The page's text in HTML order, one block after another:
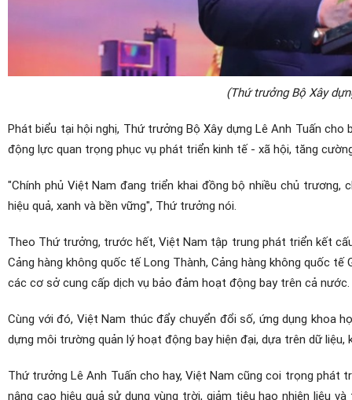
(Thứ trưởng Bộ Xây
Phát biểu tại hội nghị, Thứ trưởng Bộ Xây dựng Lê Anh Tuấn
động lực quan trọng phục vụ phát triển kinh tế - xã hội, tăng
"Chính phủ Việt Nam đang triển khai đồng bộ nhiều chủ
hiệu quả, xanh và bền vững", Thứ trưởng nói.
Theo Thứ trưởng, trước hết, Việt Nam tập trung phát triển kết
Cảng hàng không quốc tế Long Thành, Cảng hàng không quốc
các cơ sở cung cấp dịch vụ bảo đảm hoạt động bay trên cả nước.
Cùng với đó, Việt Nam thúc đẩy chuyển đổi số, ứng dụng khoa
dựng môi trường quản lý hoạt động bay hiện đại, dựa trên dữ
Thứ trưởng Lê Anh Tuấn cho hay, Việt Nam cũng coi trọng phát
nâng cao hiệu quả sử dụng vùng trời, giảm tiêu hao nhiên liệu